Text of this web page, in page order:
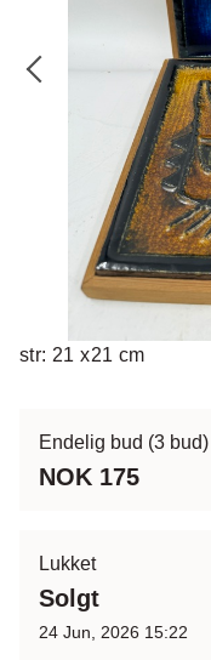
str: 21 x21 cm
Endelig bud (3 bud)
NOK 175
Lukket
Solgt
24 Jun, 2026 15:22